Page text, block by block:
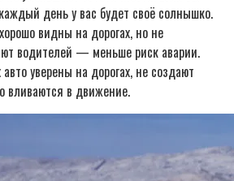
день у вас будет своё солнышко.
видны на дорогах, но не
водителей — меньше риск аварии.
уверены на дорогах, не создают
вливаются в движение.